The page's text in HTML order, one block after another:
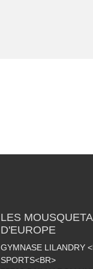
LES
D'EUROPE
GYMNASE LILANDRY
SPORTS<BR>